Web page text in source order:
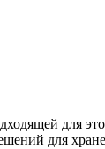
для
для